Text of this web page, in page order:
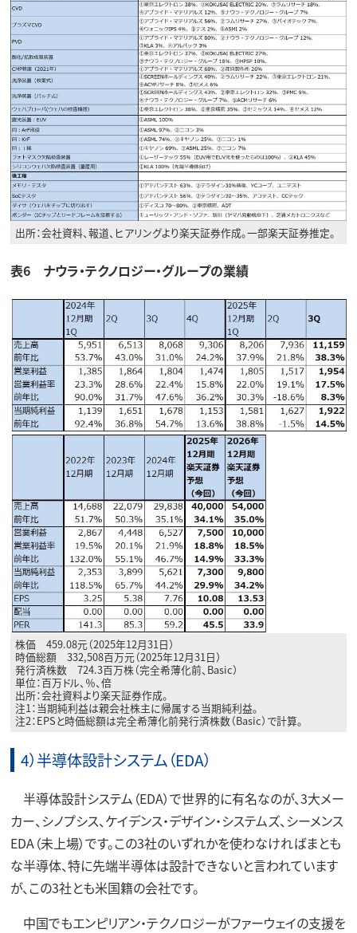
出所：会社資料、報道、ヒアリングより楽天証券作成。一部楽天証券推定。
表6 ナウラ・テクノロジー・グループの業績
株価 459.08元（2025年12月31日）
時価総額 332,508百万元（2025年12月31日）
発行済株数 724.3百万株（完全希薄化前、Basic）
単位：百万ドル、％、倍
出所：会社資料より楽天証券作成。
注1：当期純利益は親会社株主に帰属する当期純利益。
注2：EPSと時価総額は完全希薄化前発行済株数（Basic）で計算。
4）半導体設計システム（EDA）
半導体設計システム（EDA）で世界的に有名なのが、3大メー
カー、シノプシス、ケイデンス・デザイン・システムズ、シーメンス
EDA（未上場）です。この3社のいずれかを使わなければまとも
な半導体、特に先端半導体は設計できないと言われています
が、この3社とも米国籍の会社です。
中国でもエンピリアン・テクノロジーがファーウェイの支援を